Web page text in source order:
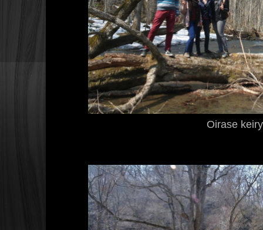
Oirase